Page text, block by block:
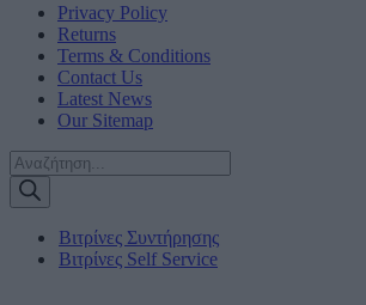
Privacy Policy
Returns
Terms & Conditions
Contact Us
Latest News
Our Sitemap
Products
search
Βιτρίνες Συντήρησης
Βιτρίνες Self Service